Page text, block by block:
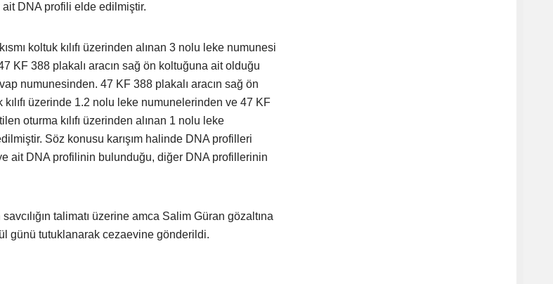
DNA profili elde edilmiştir.
koltuk kılıfı üzerinden alınan 3 nolu leke numunesi
KF 388 plakalı aracın sağ ön koltuğuna ait olduğu
numunesinden. 47 KF 388 plakalı aracın sağ ön
üzerinde 1.2 nolu leke numunelerinden ve 47 KF
oturma kılıfı üzerinden alınan 1 nolu leke
Söz konusu karışım halinde DNA profilleri
ait DNA profilinin bulunduğu, diğer DNA profillerinin
talimatı üzerine amca Salim Güran gözaltına
günü tutuklanarak cezaevine gönderildi.